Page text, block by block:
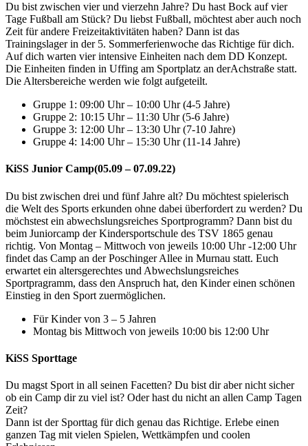
Du bist zwischen vier und vierzehn Jahre? Du hast Bock auf vier
Tage Fußball am Stück? Du liebst Fußball, möchtest aber auch noch
Zeit für andere Freizeitaktivitäten haben? Dann ist das
Trainingslager in der 5. Sommerferienwoche das Richtige für dich.
Auf dich warten vier intensive Einheiten nach dem DD Konzept.
Die Einheiten finden in Uffing am Sportplatz an derAchstraße statt.
Die Altersbereiche werden wie folgt aufgeteilt.
Gruppe 1: 09:00 Uhr – 10:00 Uhr (4-5 Jahre)
Gruppe 2: 10:15 Uhr – 11:30 Uhr (5-6 Jahre)
Gruppe 3: 12:00 Uhr – 13:30 Uhr (7-10 Jahre)
Gruppe 4: 14:00 Uhr – 15:30 Uhr (11-14 Jahre)
KiSS Junior Camp(05.09 – 07.09.22)
Du bist zwischen drei und fünf Jahre alt? Du möchtest spielerisch
die Welt des Sports erkunden ohne dabei überfordert zu werden? Du
möchstest ein abwechslungsreiches Sportprogramm? Dann bist du
beim Juniorcamp der Kindersportschule des TSV 1865 genau
richtig. Von Montag – Mittwoch von jeweils 10:00 Uhr -12:00 Uhr
findet das Camp an der Poschinger Allee in Murnau statt. Euch
erwartet ein altersgerechtes und Abwechslungsreiches
Sportpragramm, dass den Anspruch hat, den Kinder einen schönen
Einstieg in den Sport zuermöglichen.
Für Kinder von 3 – 5 Jahren
Montag bis Mittwoch von jeweils 10:00 bis 12:00 Uhr
KiSS Sporttage
Du magst Sport in all seinen Facetten? Du bist dir aber nicht sicher
ob ein Camp dir zu viel ist? Oder hast du nicht an allen Camp Tagen
Zeit?
Dann ist der Sporttag für dich genau das Richtige. Erlebe einen
ganzen Tag mit vielen Spielen, Wettkämpfen und coolen